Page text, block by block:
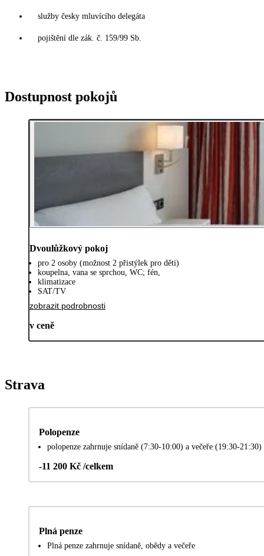
služby česky mluvícího delegáta
pojištění dle zák. č. 159/99 Sb.
Dostupnost pokojů
Dvoulůžkový pokoj
pro 2 osoby (možnost 2 přistýlek pro děti)
koupelna, vana se sprchou, WC; fén,
klimatizace
SAT/TV
zobrazit podrobnosti
v ceně
Strava
Polopenze
polopenze zahrnuje snídaně (7:30-10:00) a večeře (19:30-
-11 200 Kč /celkem
Plná penze
Plná penze zahrnuje snídaně, obědy a večeře